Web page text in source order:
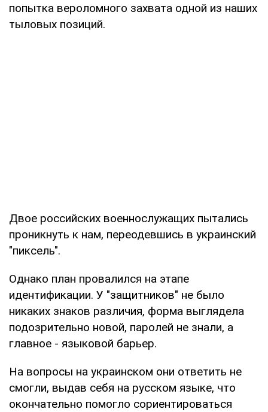
попытка вероломного захвата одной из наших
тыловых позиций.
Двое российских военнослужащих пытались
проникнуть к нам, переодевшись в украинский
"пиксель".
Однако план провалился на этапе
идентификации. У "защитников" не было
никаких знаков различия, форма выглядела
подозрительно новой, паролей не знали, а
главное - языковой барьер.
На вопросы на украинском они ответить не
смогли, выдав себя на русском языке, что
окончательно помогло сориентироваться